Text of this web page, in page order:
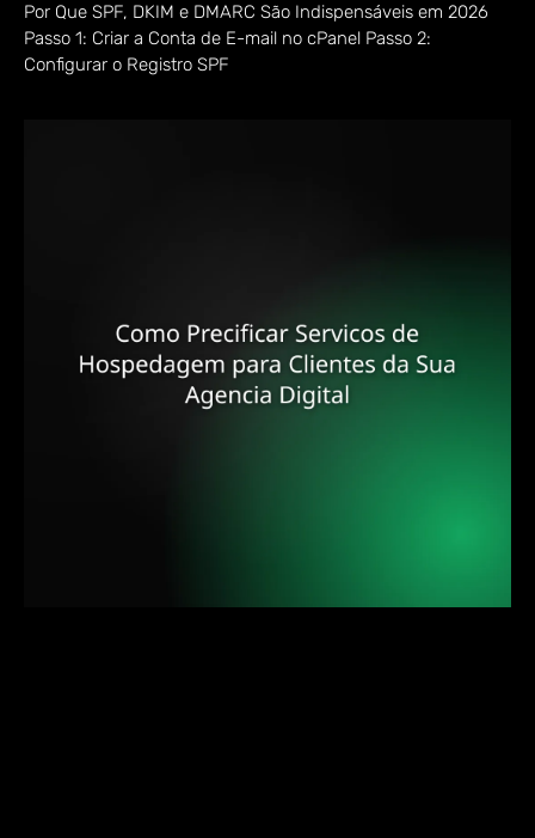
Por Que SPF, DKIM e DMARC São Indispensáveis em 2026
Passo 1: Criar a Conta de E-mail no cPanel Passo 2:
Configurar o Registro SPF